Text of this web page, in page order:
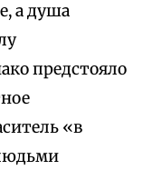
а душа
предстояло
«в